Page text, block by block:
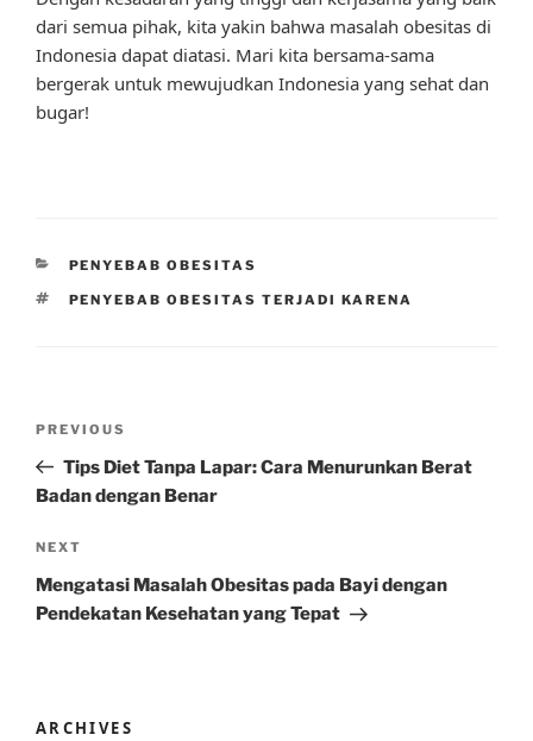
dari semua pihak, kita yakin bahwa masalah obesitas di
Indonesia dapat diatasi. Mari kita bersama-sama
bergerak untuk mewujudkan Indonesia yang sehat dan
bugar!
CATEGORIES
PENYEBAB OBESITAS
TAGS
PENYEBAB OBESITAS TERJADI KARENA
Previous
Post
PREVIOUS
Tips Diet Tanpa Lapar: Cara Menurunkan Berat
Badan dengan Benar
Next
Post
NEXT
Mengatasi Masalah Obesitas pada Bayi dengan
Pendekatan Kesehatan yang Tepat
ARCHIVES